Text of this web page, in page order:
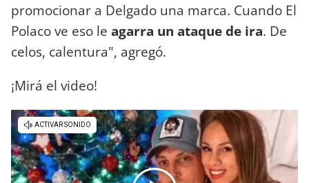
promocionar a Delgado una marca. Cuando El
Polaco ve eso le agarra un ataque de ira. De
celos, calentura", agregó.
¡Mirá el video!